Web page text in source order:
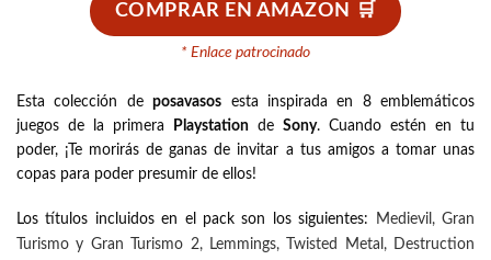
COMPRAR EN AMAZON
* Enlace patrocinado
Esta colección deposavasos esta inspirada en 8 emblemáticos
juegos de la primera
Playstation de Sony. Cuando estén en tu
poder, ¡Te morirás de ganas de invitar a tus amigos a tomar unas
copas para poder presumir de ellos!
Los títulos incluidos en el pack son los siguientes:
Medievil, Gran
Turismo y Gran Turismo 2, Lemmings, Twisted Metal, Destruction